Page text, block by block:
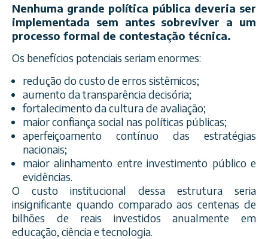
Nenhuma grande política pública deveria ser
implementada sem antes sobreviver a um
processo formal de contestação técnica.
Os benefícios potenciais seriam enormes:
redução do custo de erros sistêmicos;
aumento da transparência decisória;
fortalecimento da cultura de avaliação;
maior confiança social nas políticas públicas;
aperfeiçoamento contínuo das estratégias
nacionais;
maior alinhamento entre investimento público e
evidências.
O custo institucional dessa estrutura seria
insignificante quando comparado aos centenas de
bilhões de reais investidos anualmente em
educação, ciência e tecnologia.